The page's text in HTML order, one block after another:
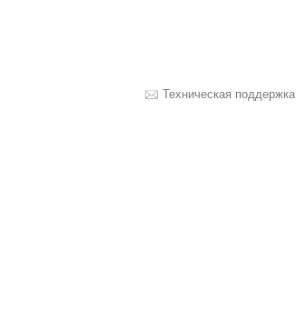
Техническая поддержка